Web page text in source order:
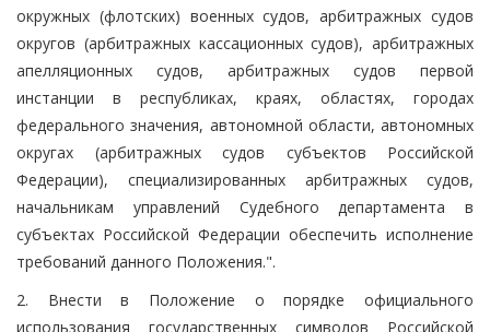
окружных (флотских) военных судов, арбитражных судов
округов (арбитражных кассационных судов), арбитражных
апелляционных судов, арбитражных судов первой
инстанции в республиках, краях, областях, городах
федерального значения, автономной области, автономных
округах (арбитражных судов субъектов Российской
Федерации), специализированных арбитражных судов,
начальникам управлений Судебного департамента в
субъектах Российской Федерации обеспечить исполнение
требований данного Положения.".
2. Внести в Положение о порядке официального
использования государственных символов Российской